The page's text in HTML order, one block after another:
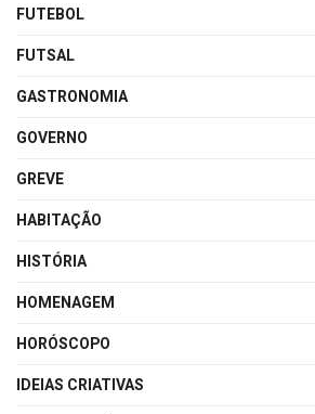
FUTEBOL
FUTSAL
GASTRONOMIA
GOVERNO
GREVE
HABITAÇÃO
HISTÓRIA
HOMENAGEM
HORÓSCOPO
IDEIAS CRIATIVAS